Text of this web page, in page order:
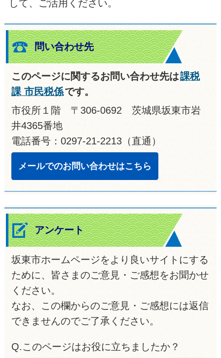
して、ご活用ください。
問い合わせ先
このページに関するお問い合わせ先は課税
課 市民税係です。
市役所１階 〒306-0692 茨城県坂東市岩
井4365番地
電話番号：0297-21-2213（直通）
メールでのお問い合わせはこちら
アンケート
坂東市ホームページをより良いサイトにする
ために、皆さまのご意見・ご感想をお聞かせ
ください。
なお、この欄からのご意見・ご感想には返信
できませんのでご了承ください。
Q.このページはお役に立ちましたか？